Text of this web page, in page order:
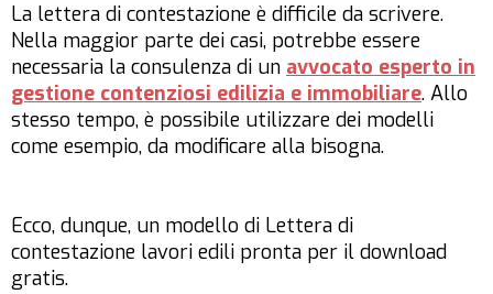
La lettera di contestazione è difficile da scrivere.
Nella maggior parte dei casi, potrebbe essere
necessaria la consulenza di un avvocato esperto in
gestione contenziosi edilizia e immobiliare. Allo
stesso tempo, è possibile utilizzare dei modelli
come esempio, da modificare alla bisogna.
Ecco, dunque, un modello di Lettera di
contestazione lavori edili pronta per il download
gratis.